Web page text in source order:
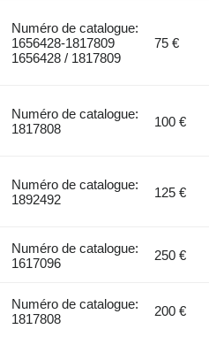
Numéro de catalogue:
1656428-1817809
1656428 / 1817809
75 €
Numéro de catalogue:
1817808
100 €
Numéro de catalogue:
1892492
125 €
Numéro de catalogue:
1617096
250 €
Numéro de catalogue:
1817808
200 €